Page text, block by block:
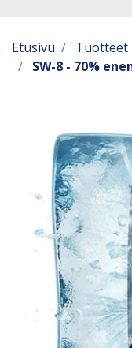
Etusivu Tuotteet
SW-8 - 70%